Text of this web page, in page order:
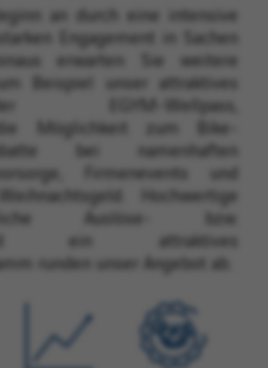
an durch eine intensive
Engagement in Sachen
erwarten Sie weitere
Beispiel unser attraktives
EGYM-Wellpass,
die Möglichkeit zum Bike-
bei namenhaften
Firmenevents und
Hochwertige
Auslöse- bzw.
und ein attraktives
runden unser Angebot ab.